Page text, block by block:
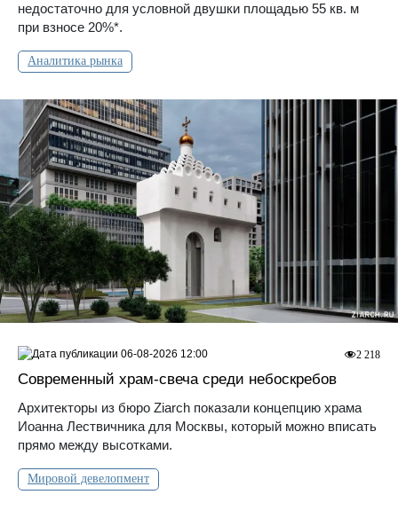
недостаточно для условной двушки площадью 55 кв. м
при взносе 20%*.
Аналитика рынка
Современный храм-свеча среди небоскребов
Архитекторы из бюро Ziarch показали концепцию храма
Иоанна Лествичника для Москвы, который можно вписать
прямо между высотками.
Мировой девелопмент
2 218
06-08-2026 12:00